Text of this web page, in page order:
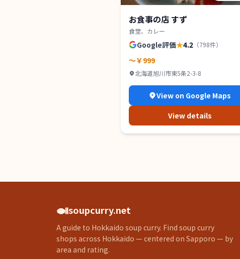
お食事の店 すず
食堂、カレー
Google評価★4.2 （798件）
～￥999
北海道旭川市東5条2-3-8
View on Google Maps
View details
🍛soupcurry.net
A guide to Hokkaido soup curry. Find soup curry
shops across Hokkaido — centered on Sapporo — by
area and rating.